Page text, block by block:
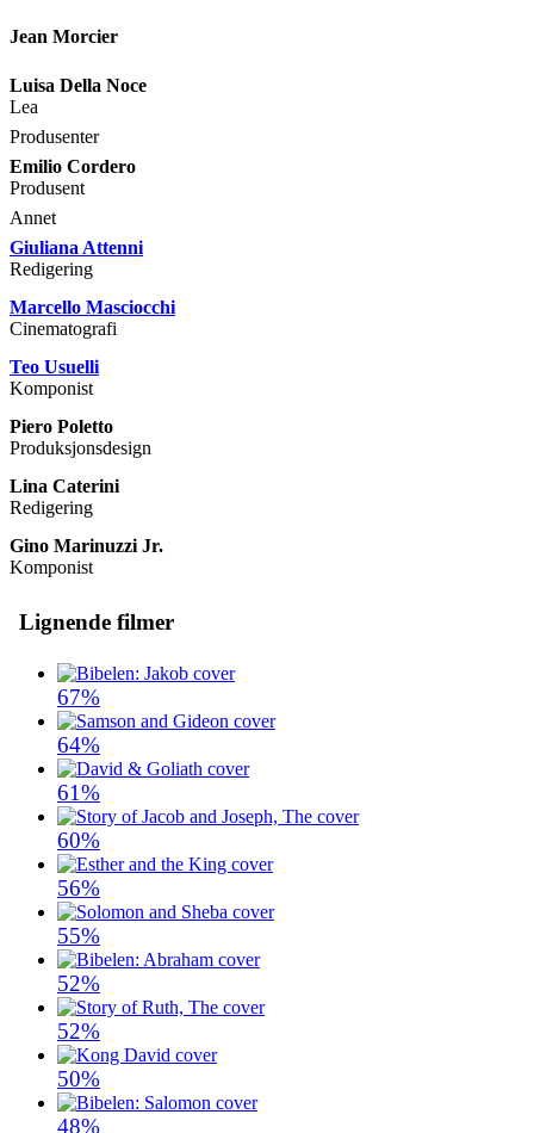
Jean Morcier
Luisa Della Noce
Lea
Produsenter
Emilio Cordero
Produsent
Annet
Giuliana Attenni
Redigering
Marcello Masciocchi
Cinematografi
Teo Usuelli
Komponist
Piero Poletto
Produksjonsdesign
Lina Caterini
Redigering
Gino Marinuzzi Jr.
Komponist
Lignende filmer
67%
64%
61%
60%
56%
55%
52%
52%
50%
48%